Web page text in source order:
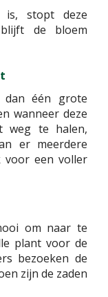
is, stopt deze
de bloem
dan één grote
wanneer deze
weg te halen,
er meerdere
voor een voller
om naar te
plant voor de
bezoeken de
zijn de zaden